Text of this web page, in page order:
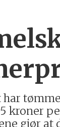
har
kroner
gjør at